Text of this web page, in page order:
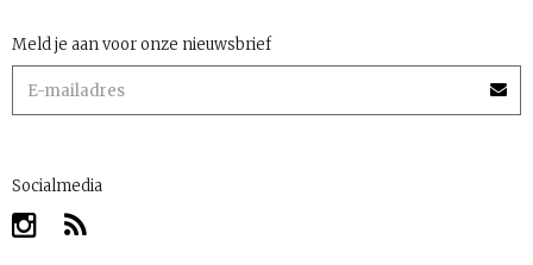
Meld je aan voor onze nieuwsbrief
Socialmedia